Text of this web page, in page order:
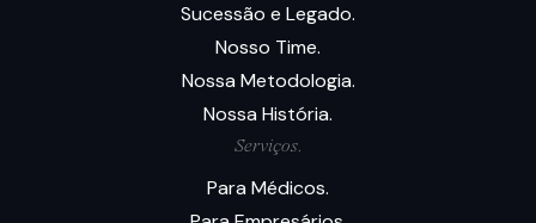
Sucessão e Legado.
Nosso Time.
Nossa Metodologia.
Nossa História.
Serviços.
Para Médicos.